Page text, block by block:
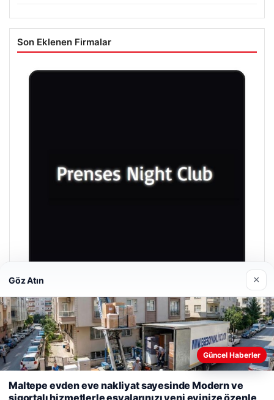
Son Eklenen Firmalar
Prenses Night Club
Nisan 29, 2026
deneyiminizi kişiselleştirmek ve geliştirmek amacıyla çerezler
Göz Atın ×
Güncel Haberler
Maltepe evden eve nakliyat sayesinde Modern ve
sigortalı hizmetlerle eşyalarınızı yeni evinize özenle